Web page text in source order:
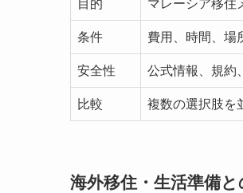
目的 マレーシア移住
条件 費用、時間、場
安全性 公式情報、規約
比較 複数の選択肢を
海外移住・生活準備